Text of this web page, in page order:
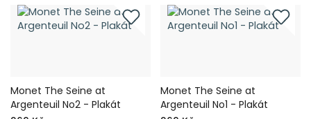
Monet The Seine at
Argenteuil No2 - Plakát
Monet The Seine at
Argenteuil No1 - Plakát